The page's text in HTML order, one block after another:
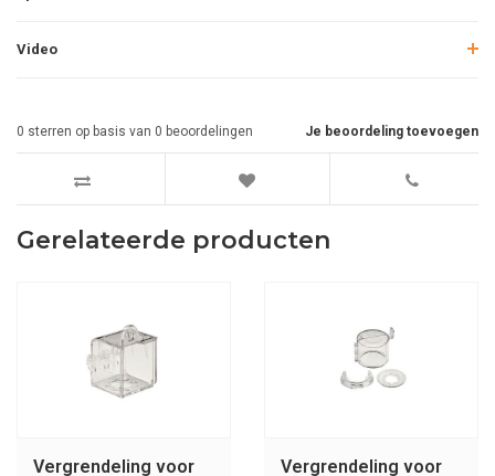
Video
Je beoordeling toevoegen
0 sterren op basis van 0 beoordelingen
Gerelateerde producten
Vergrendeling voor Vergrendeling voor